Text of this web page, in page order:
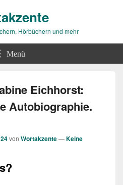
Hörbüchern und mehr
Menü
Eichhorst:
Autobiographie.
von Wortakzente—Keine